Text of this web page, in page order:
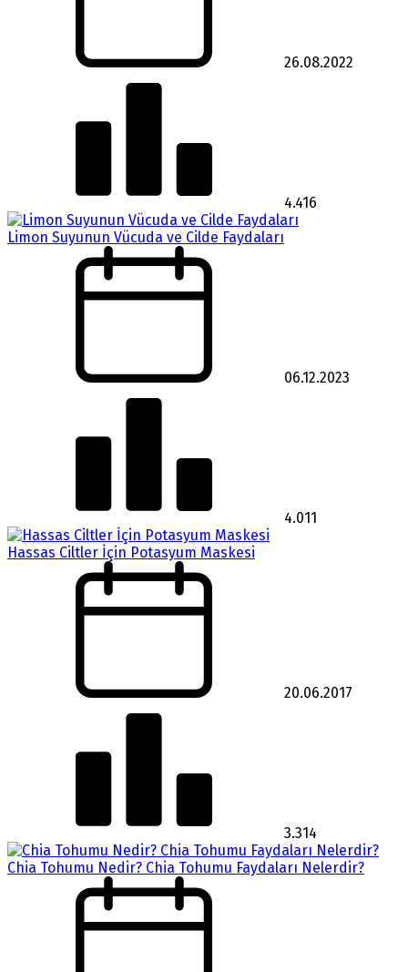
26.08.2022
4.416
Limon Suyunun Vücuda ve Cilde Faydaları
06.12.2023
4.011
Hassas Ciltler İçin Potasyum Maskesi
20.06.2017
3.314
Chia Tohumu Nedir? Chia Tohumu Faydaları Nelerdir?